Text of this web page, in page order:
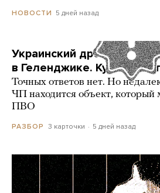
НОВОСТИ 5 дней назад
Украинский дрон попал
в Геленджике. Куда он
Точных ответов нет. Но
ЧП находится объект, который
ПВО
РАЗБОР 3 карточки 5 дней назад